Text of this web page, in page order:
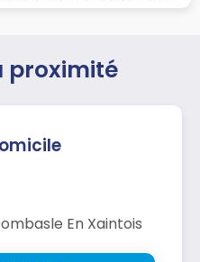
proximité
En Xaintois